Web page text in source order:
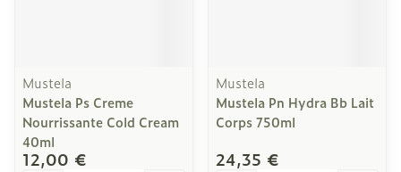
Mustela
Mustela Ps Creme
Nourrissante Cold Cream
40ml
12,00 €
Mustela
Mustela Pn Hydra Bb Lait
Corps 750ml
24,35 €